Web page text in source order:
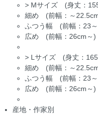
> Mサイズ (身丈：
細め (前幅：～
ふつう幅 (前幅：23
広め (前幅：26cm～)
> Lサイズ (身丈：
細め (前幅：～
ふつう幅 (前幅：23
広め (前幅：26cm～)
産地・作家別